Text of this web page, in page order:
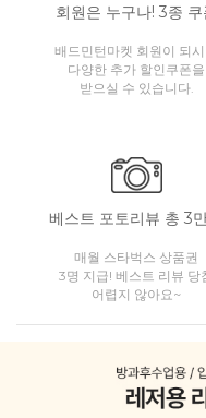
회원은 누구나! 3종 쿠
배드민턴마켓 회원이 되시
다양한 추가 할인쿠폰을
받으실 수 있습니다.
베스트 포토리뷰 총 3
매월 스타벅스 상품권
3명 지급! 베스트 리뷰 당
어렵지 않아요~